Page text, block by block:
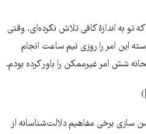
به اندازۀ کافی تلاش نکرده‌‌‌ای. وقتی
این امر را روزی نیم ساعت انجام
شش امر غیرممکن را باور کرده بودم.
)
برخی مفاهیم دلالت‌‌‌شناسانه از